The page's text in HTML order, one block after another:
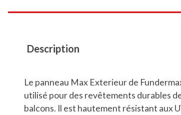
Description
Le panneau Max Exterieur de
utilisé pour des revêtements durables
balcons. Il est hautement résistant aux